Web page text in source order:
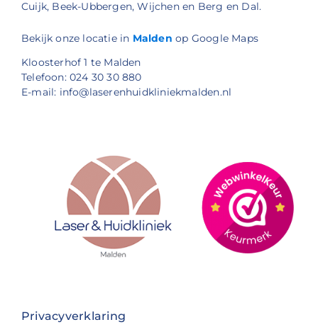
Cuijk, Beek-Ubbergen, Wijchen en Berg en Dal.
Bekijk onze locatie in Malden op Google Maps
Kloosterhof 1 te Malden
Telefoon: 024 30 30 880
E-mail: info@laserenhuidkliniekmalden.nl
Privacyverklaring